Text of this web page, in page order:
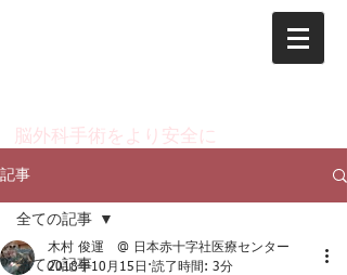
​脳外科手術をより安全に
記事
全ての記事
全ての記事
木村 俊運 @ 日本赤十字社医療センター
2018年10月15日 読了時間: 3分